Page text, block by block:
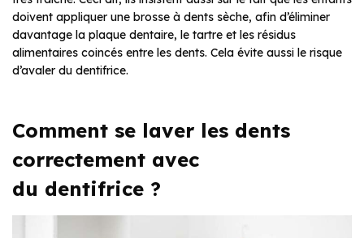
doivent appliquer une brosse à dents sèche, afin d’éliminer
davantage la plaque dentaire, le tartre et les résidus
alimentaires coincés entre les dents. Cela évite aussi le risque
d’avaler du dentifrice.
Comment se laver les dents
correctement avec
du dentifrice ?